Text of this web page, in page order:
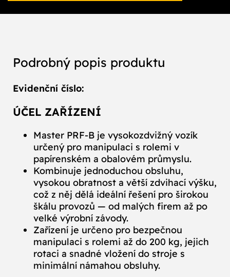
Podrobný popis produktu
Evidenční číslo:
ÚČEL ZAŘÍZENÍ
Master PRF‑B je vysokozdvižný vozík
určený pro manipulaci s rolemi v
papírenském a obalovém průmyslu.
Kombinuje jednoduchou obsluhu,
vysokou obratnost a větší zdvihací výšku,
což z něj dělá ideální řešení pro širokou
škálu provozů — od malých firem až po
velké výrobní závody.
Zařízení je určeno pro bezpečnou
manipulaci s rolemi až do 200 kg, jejich
rotaci a snadné vložení do stroje s
minimální námahou obsluhy.